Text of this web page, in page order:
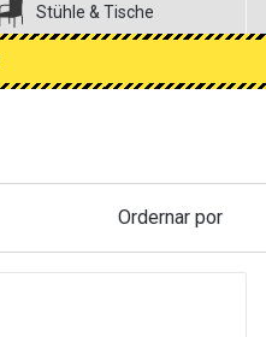
Stühle & Tische
Ordernar por